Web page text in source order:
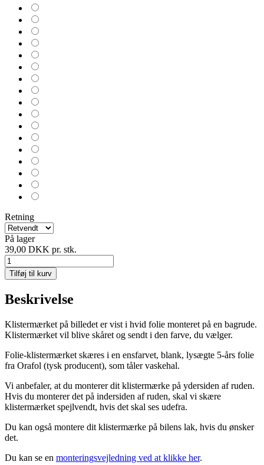
Retning
På lager
39,00 DKK pr. stk.
Tilføj til kurv
Beskrivelse
Klistermærket på billedet er vist i hvid folie monteret på en bagrude.
Klistermærket vil blive skåret og sendt i den farve, du vælger.
Folie-klistermærket skæres i en ensfarvet, blank, lysægte 5-års folie
fra Orafol (tysk producent), som tåler vaskehal.
Vi anbefaler, at du monterer dit klistermærke på ydersiden af ruden.
Hvis du monterer det på indersiden af ruden, skal vi skære
klistermærket spejlvendt, hvis det skal ses udefra.
Du kan også montere dit klistermærke på bilens lak, hvis du ønsker
det.
Du kan se en monteringsvejledning ved at klikke her.